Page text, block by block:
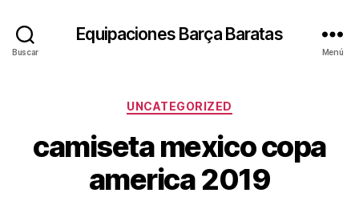
Buscar
Equipaciones Barça Baratas
Menú
Categorías
UNCATEGORIZED
camiseta mexico copa
america 2019